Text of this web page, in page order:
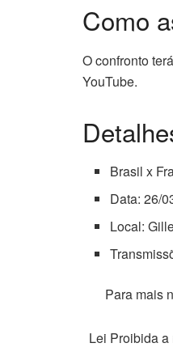
Como
O confronto
YouTube.
Brasil x
Data: 26/
Local:
Para mais
Lei Proibida